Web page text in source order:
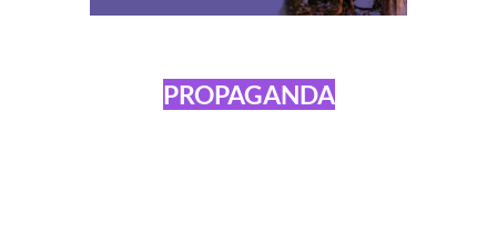
PROPAGANDA